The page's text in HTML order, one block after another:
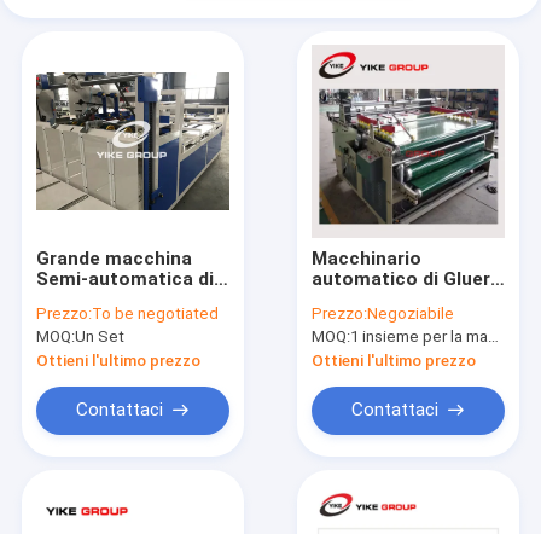
Grande macchina
Semi-automatica di
della scatola per la
scatola ondulata
Prezzo:To be negotiated
MOQ:Un Set
Ottieni l'ultimo prezzo
Contattaci
Macchinario
automatico di Gluer
pressione dei semi
del GRUPPO di YIKE
per la fabbricazione
della macchina del
contenitore di
cartone
Prezzo:Negoziabile
MOQ:1 insieme per la macchina di Gluer della cartella
Ottieni l'ultimo prezzo
Contattaci